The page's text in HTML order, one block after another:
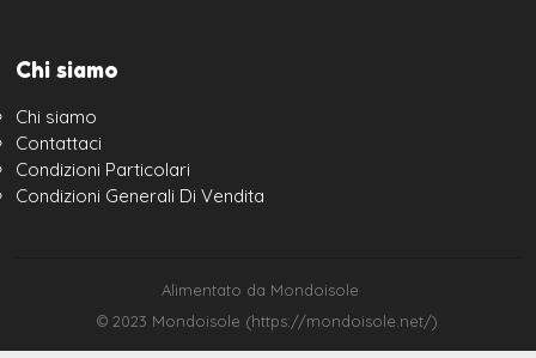
Chi siamo
Chi siamo
Contattaci
Condizioni Particolari
Condizioni Generali Di Vendita
© 2023 Mondoisole (https://mondoisole.net/)
Alimentato da Mondoisole